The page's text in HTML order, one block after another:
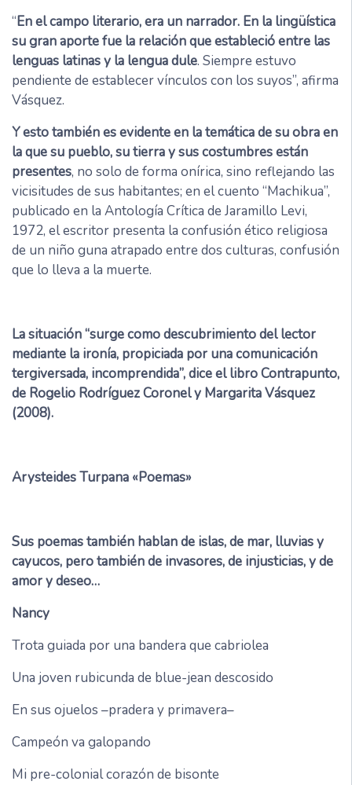
“En el campo literario, era un narrador. En la lingüística
su gran aporte fue la relación que estableció entre las
lenguas latinas y la lengua dule. Siempre estuvo
pendiente de establecer vínculos con los suyos”, afirma
Vásquez.
Y esto también es evidente en la temática de su obra en
la que su pueblo, su tierra y sus costumbres están
presentes, no solo de forma onírica, sino reflejando las
vicisitudes de sus habitantes; en el cuento “Machikua”,
publicado en la Antología Crítica de Jaramillo Levi,
1972, el escritor presenta la confusión ético religiosa
de un niño guna atrapado entre dos culturas, confusión
que lo lleva a la muerte.
La situación “surge como descubrimiento del lector
mediante la ironía, propiciada por una comunicación
tergiversada, incomprendida”, dice el libro Contrapunto,
de Rogelio Rodríguez Coronel y Margarita Vásquez
(2008).
Arysteides Turpana «Poemas»
Sus poemas también hablan de islas, de mar, lluvias y
cayucos, pero también de invasores, de injusticias, y de
amor y deseo…
Nancy
Trota guiada por una bandera que cabriolea
Una joven rubicunda de blue-jean descosido
En sus ojuelos –pradera y primavera–
Campeón va galopando
Mi pre-colonial corazón de bisonte